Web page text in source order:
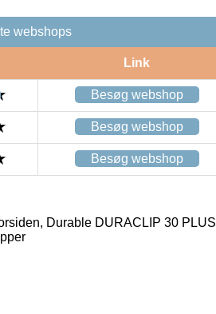
webshops
Link
Besøg webshop
Besøg webshop
Besøg webshop
Durable DURACLIP 30 PLUS